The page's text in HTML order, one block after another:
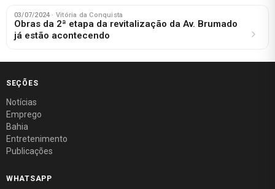
03/07/2024 · Vitória da Conquista
Obras da 2ª etapa da revitalização da Av. Brumado
já estão acontecendo
SEÇÕES
Notícias
Emprego
Bahia
Entretenimento
Publicações
WHATSAPP